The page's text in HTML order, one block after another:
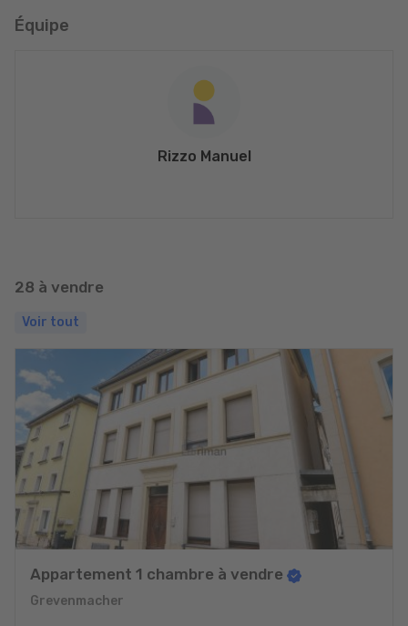
Équipe
Rizzo Manuel
28 à vendre
Voir tout
Appartement 1 chambre à vendre
Grevenmacher